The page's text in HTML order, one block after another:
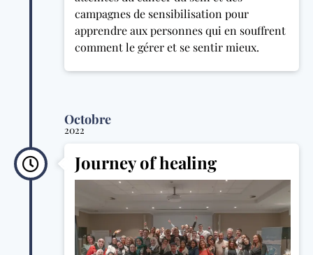
campagnes de sensibilisation pour
apprendre aux personnes qui en souffrent
comment le gérer et se sentir mieux.
Octobre
2022
Journey of healing